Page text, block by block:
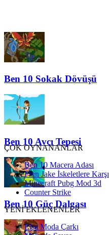
Ben 10 Sokak Dövüşü
Ben 10 Avcı Tepesi
Ben 10 Güç Dalgası
ÇOK OYNANANLAR
Ben 10 Macera Adası
Finn Jake İskeletlere Karşı
Minecraft Pubg Mod 3d
Counter Strike
YENİ EKLENENLER
Elsa Moda Çarkı